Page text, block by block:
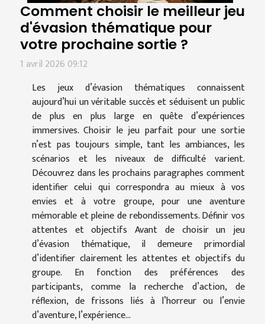
Comment choisir le meilleur jeu
d'évasion thématique pour
votre prochaine sortie ?
1 avril 2026 09:12
Les jeux d’évasion thématiques connaissent
aujourd’hui un véritable succès et séduisent un public
de plus en plus large en quête d’expériences
immersives. Choisir le jeu parfait pour une sortie
n’est pas toujours simple, tant les ambiances, les
scénarios et les niveaux de difficulté varient.
Découvrez dans les prochains paragraphes comment
identifier celui qui correspondra au mieux à vos
envies et à votre groupe, pour une aventure
mémorable et pleine de rebondissements. Définir vos
attentes et objectifs Avant de choisir un jeu
d’évasion thématique, il demeure primordial
d’identifier clairement les attentes et objectifs du
groupe. En fonction des préférences des
participants, comme la recherche d’action, de
réflexion, de frissons liés à l’horreur ou l’envie
d’aventure, l’expérience...